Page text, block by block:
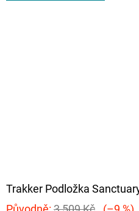
Trakker Podložka